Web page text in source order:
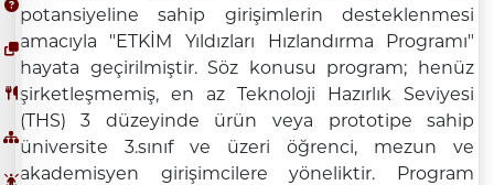
potansiyeline sahip girişimlerin desteklenmesi
amacıyla "ETKİM Yıldızları Hızlandırma Programı"
hayata geçirilmiştir. Söz konusu program; henüz
şirketleşmemiş, en az Teknoloji Hazırlık Seviyesi
(THS) 3 düzeyinde ürün veya prototipe sahip
üniversite 3.sınıf ve üzeri öğrenci, mezun ve
akademisyen girişimcilere yöneliktir. Program